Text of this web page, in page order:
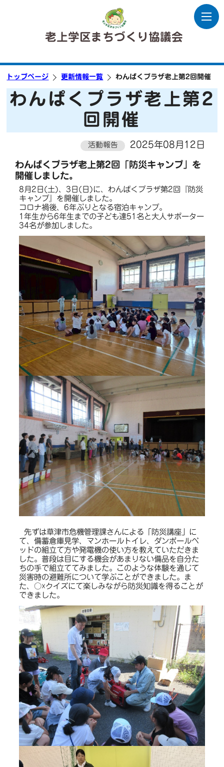
老上学区まちづくり協議会
トップページ 更新情報一覧 わんぱくプラザ老上第2回開催
わんぱくプラザ老上第2
回開催
活動報告 2025年08月12日
わんぱくプラザ老上第2回「防災キャンプ」を
開催しました。
8月2日(土)、3日(日)に、わんぱくプラザ第2回『防災
キャンプ』を開催しました。
コロナ禍後、6年ぶりとなる宿泊キャンプ。
1年生から6年生までの子ども達51名と大人サポーター
34名が参加しました。
先ずは草津市危機管理課さんによる「防災講座」に
て、備蓄倉庫見学、マンホールトイレ、ダンボールベ
ッドの組立て方や発電機の使い方を教えていただきま
した。普段は目にする機会があまりない備品を自分た
ちの手で組立ててみました。このような体験を通じて
災害時の避難所について学ぶことができました。ま
た、○☓クイズにて楽しみながら防災知識を得ることが
できました。